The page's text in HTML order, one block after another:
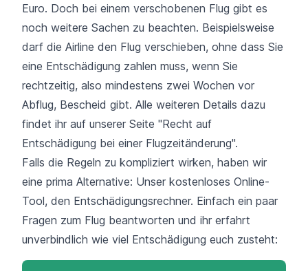
Euro. Doch bei einem verschobenen Flug gibt es
noch weitere Sachen zu beachten. Beispielsweise
darf die Airline den Flug verschieben, ohne dass Sie
eine Entschädigung zahlen muss, wenn Sie
rechtzeitig, also mindestens zwei Wochen vor
Abflug, Bescheid gibt. Alle weiteren Details dazu
findet ihr auf unserer Seite "Recht auf
Entschädigung bei einer Flugzeitänderung".
Falls die Regeln zu kompliziert wirken, haben wir
eine prima Alternative: Unser kostenloses Online-
Tool, den Entschädigungsrechner. Einfach ein paar
Fragen zum Flug beantworten und ihr erfahrt
unverbindlich wie viel Entschädigung euch zusteht: